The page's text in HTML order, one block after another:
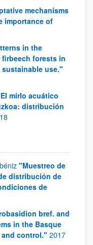
mechanisms
importance of
in the
forests in
use."
mirlo acuático
distribución
"Muestreo de
distribución de
de
bref. and
in the Basque
control." 2017